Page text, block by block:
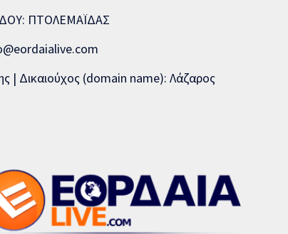
ΔΟΥ: ΠΤΟΛΕΜΑΪΔΑΣ
| Δικαιούχος (domain name): Λάζαρος